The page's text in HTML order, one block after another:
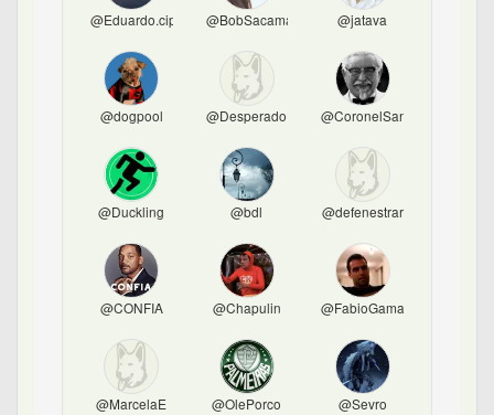
@Eduardo.cipo @BobSacamano @jatava
@dogpool @Desperado @CoronelSanders
@Duckling @bdl @defenestrar
@CONFIA @Chapulin @FabioGama
@MarcelaE @OlePorco @Sevro